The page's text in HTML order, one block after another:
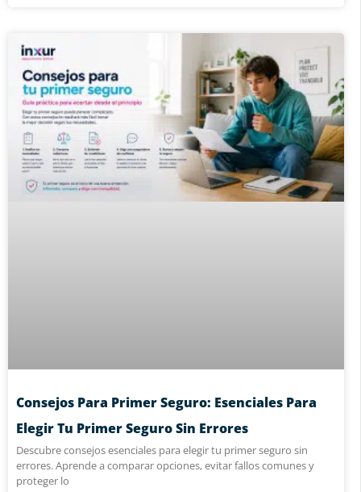
Consejos Para Primer Seguro: Esenciales Para
Elegir Tu Primer Seguro Sin Errores
Descubre consejos esenciales para elegir tu primer seguro sin
errores. Aprende a comparar opciones, evitar fallos comunes y
proteger lo